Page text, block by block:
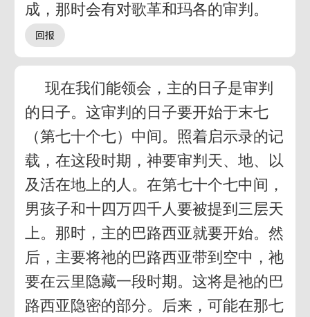
成，那时会有对歌革和玛各的审判。
现在我们能领会，主的日子是审判
的日子。这审判的日子要开始于末七
（第七十个七）中间。照着启示录的记
载，在这段时期，神要审判天、地、以
及活在地上的人。在第七十个七中间，
男孩子和十四万四千人要被提到三层天
上。那时，主的巴路西亚就要开始。然
后，主要将祂的巴路西亚带到空中，祂
要在云里隐藏一段时期。这将是祂的巴
路西亚隐密的部分。后来，可能在那七